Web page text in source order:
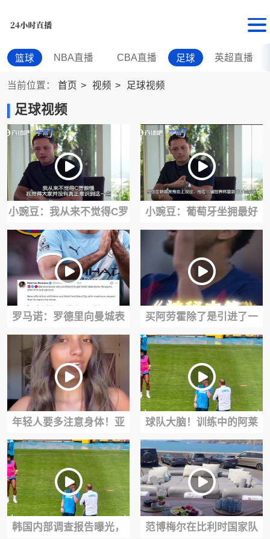
篮球 NBA直播 CBA直播 足球 英超直播
当前位置： 首页 视频 足球视频
足球视频
小豌豆：我从来不觉得C罗
傲慢，他一直在打破所有
质疑
小豌豆：葡萄牙坐拥最好
的中场，没能为C罗喂球让
他浪费十次机会
罗马诺：罗德里向曼城表
达了转会意愿，巴萨将提
交一份更高的报价
买阿劳霍除了是引进了一
名顶级中后卫，还引进了
一名中锋
年轻人要多注意身体！亚
马尔女友面容憔悴：肾脏
出问题、尿路感染
球队大脑！训练中的阿莱
格里和德布劳内，会是谁
指导谁？
韩国内部调查报告曝光，
范博梅尔在比利时国家队